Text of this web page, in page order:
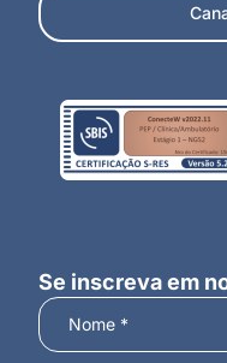
Se inscreva em